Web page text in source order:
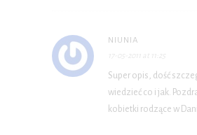
NIUNIA
Super opis, dość
wiedzieć co i jak.
kobietki rodzące w